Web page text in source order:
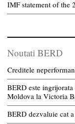
IMF statement of the
Noutati BERD
Creditele
BERD este
Moldova la Victoria
BERD dezvaluie cat